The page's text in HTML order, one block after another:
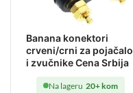
Banana konektori
crveni/crni za pojačalo
i zvučnike Cena Srbija
Na lageru 20+ kom